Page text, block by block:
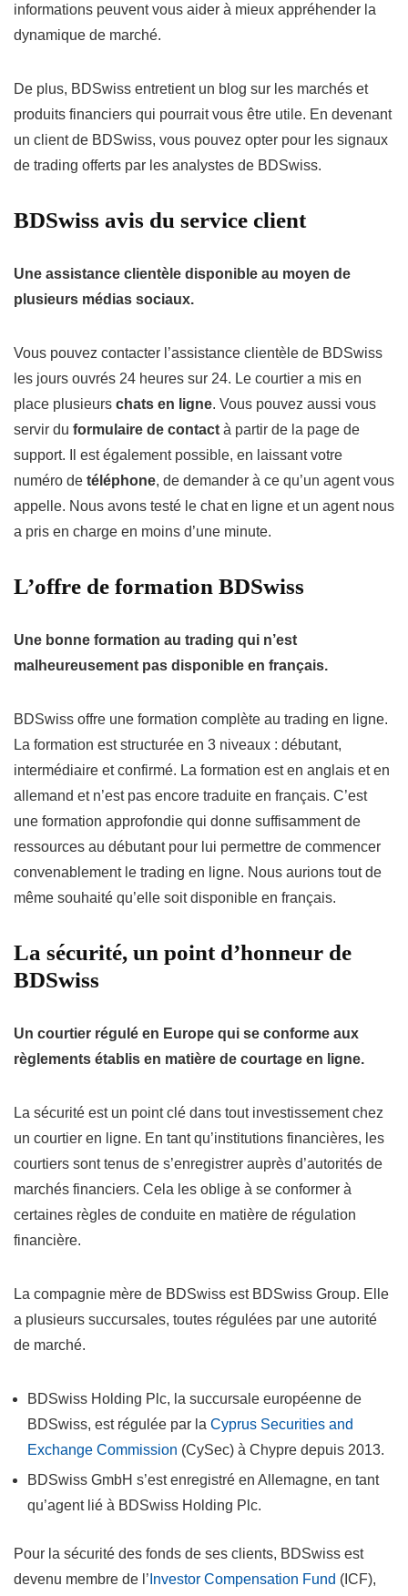
informations peuvent vous aider à mieux appréhender la
dynamique de marché.
De plus, BDSwiss entretient un blog sur les marchés et
produits financiers qui pourrait vous être utile. En devenant
un client de BDSwiss, vous pouvez opter pour les signaux
de trading offerts par les analystes de BDSwiss.
BDSwiss avis du service client
Une assistance clientèle disponible au moyen de
plusieurs médias sociaux.
Vous pouvez contacter l’assistance clientèle de BDSwiss
les jours ouvrés 24 heures sur 24. Le courtier a mis en
place plusieurs chats en ligne. Vous pouvez aussi vous
servir du formulaire de contact à partir de la page de
support. Il est également possible, en laissant votre
numéro de téléphone, de demander à ce qu’un agent vous
appelle. Nous avons testé le chat en ligne et un agent nous
a pris en charge en moins d’une minute.
L’offre de formation BDSwiss
Une bonne formation au trading qui n’est
malheureusement pas disponible en français.
BDSwiss offre une formation complète au trading en ligne.
La formation est structurée en 3 niveaux : débutant,
intermédiaire et confirmé. La formation est en anglais et en
allemand et n’est pas encore traduite en français. C’est
une formation approfondie qui donne suffisamment de
ressources au débutant pour lui permettre de commencer
convenablement le trading en ligne. Nous aurions tout de
même souhaité qu’elle soit disponible en français.
La sécurité, un point d’honneur de
BDSwiss
Un courtier régulé en Europe qui se conforme aux
règlements établis en matière de courtage en ligne.
La sécurité est un point clé dans tout investissement chez
un courtier en ligne. En tant qu’institutions financières, les
courtiers sont tenus de s’enregistrer auprès d’autorités de
marchés financiers. Cela les oblige à se conformer à
certaines règles de conduite en matière de régulation
financière.
La compagnie mère de BDSwiss est BDSwiss Group. Elle
a plusieurs succursales, toutes régulées par une autorité
de marché.
BDSwiss Holding Plc, la succursale européenne de
BDSwiss, est régulée par la Cyprus Securities and
Exchange Commission (CySec) à Chypre depuis 2013.
BDSwiss GmbH s’est enregistré en Allemagne, en tant
qu’agent lié à BDSwiss Holding Plc.
Pour la sécurité des fonds de ses clients, BDSwiss est
devenu membre de l’ Investor Compensation Fund (ICF),